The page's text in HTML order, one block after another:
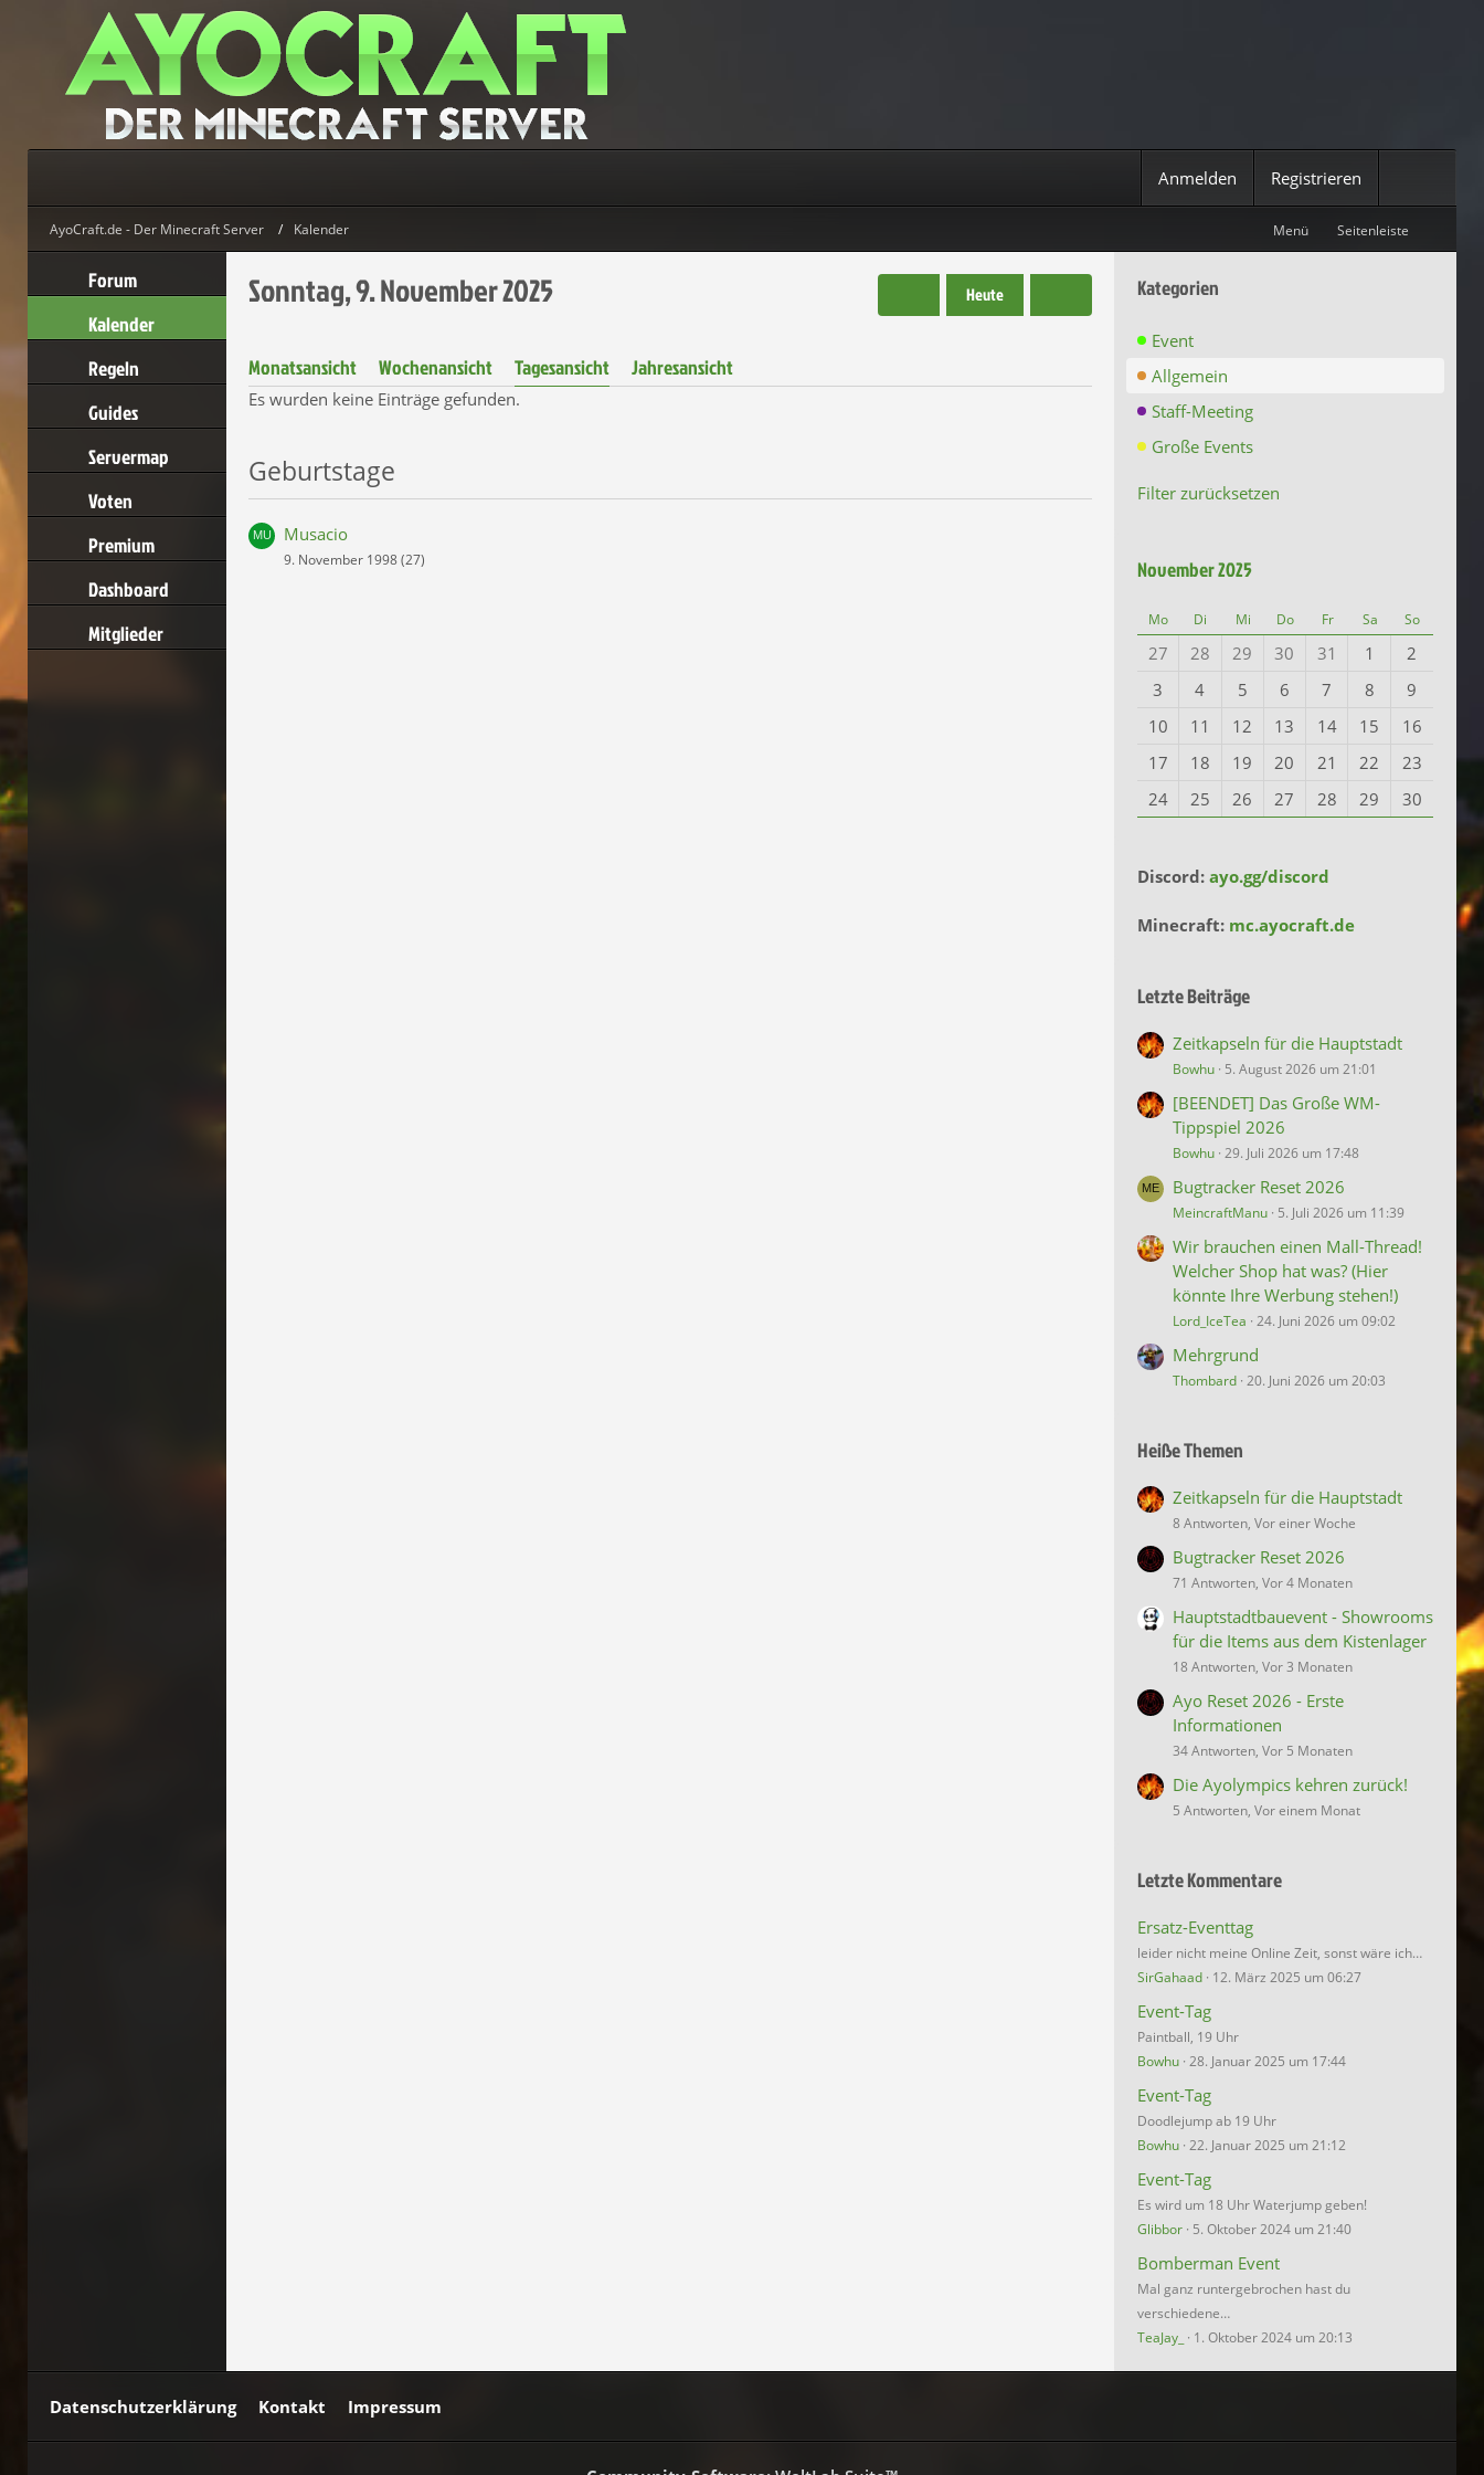
Anmelden Registrieren
AyoCraft.de - Der Minecraft Server Kalender Menü Seitenleiste
Forum
Kalender
Regeln
Guides
Servermap
Voten
Premium
Dashboard
Mitglieder
Sonntag, 9. November 2025 Heute
Monatsansicht Wochenansicht Tagesansicht Jahresansicht
Es wurden keine Einträge gefunden.
Geburtstage
Musacio
9. November 1998 (27)
Kategorien
Event
Allgemein
Staff-Meeting
Große Events
Filter zurücksetzen
November 2025
Mo Di Mi Do Fr Sa So
27 28 29 30 31 1
2
3
4 5 6 7 8
9
10
11 12 13 14 15
16
17
18 19 20 21 22
23
24
25 26 27 28 29 30
Discord: ayo.gg/discord
Minecraft: mc.ayocraft.de
Letzte Beiträge
Zeitkapseln für die Hauptstadt
Bowhu 5. August 2026 um 21:01
[BEENDET] Das Große WM-
Tippspiel 2026
Bowhu 29. Juli 2026 um 17:48
Bugtracker Reset 2026
MeincraftManu 5. Juli 2026 um 11:39
Wir brauchen einen Mall-Thread!
Welcher Shop hat was? (Hier
könnte Ihre Werbung stehen!)
Lord_IceTea 24. Juni 2026 um 09:02
Mehrgrund
Thombard 20. Juni 2026 um 20:03
Heiße Themen
Zeitkapseln für die Hauptstadt
8 Antworten, Vor einer Woche
Bugtracker Reset 2026
71 Antworten, Vor 4 Monaten
Hauptstadtbauevent - Showrooms
für die Items aus dem Kistenlager
18 Antworten, Vor 3 Monaten
Ayo Reset 2026 - Erste
Informationen
34 Antworten, Vor 5 Monaten
Die Ayolympics kehren zurück!
5 Antworten, Vor einem Monat
Letzte Kommentare
Ersatz-Eventtag
leider nicht meine Online Zeit, sonst wäre ich…
SirGahaad 12. März 2025 um 06:27
Event-Tag
Paintball, 19 Uhr
Bowhu 28. Januar 2025 um 17:44
Event-Tag
Doodlejump ab 19 Uhr
Bowhu 22. Januar 2025 um 21:12
Event-Tag
Es wird um 18 Uhr Waterjump geben!
Glibbor 5. Oktober 2024 um 21:40
Bomberman Event
Mal ganz runtergebrochen hast du
verschiedene…
TeaJay_
1. Oktober 2024 um 20:13
Datenschutzerklärung Kontakt Impressum